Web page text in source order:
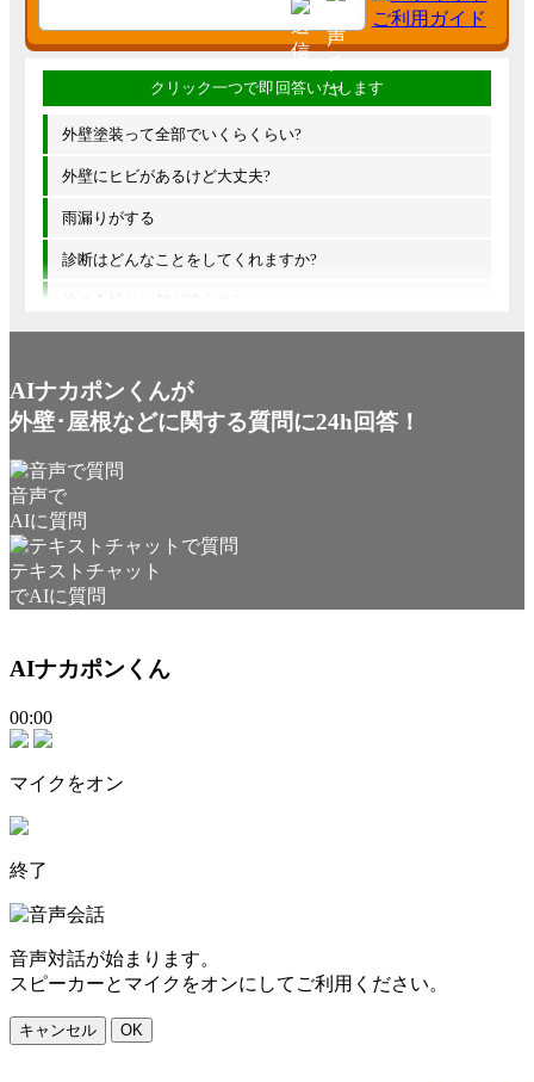
外壁塗装って全部でいくらくらい?
外壁にヒビがあるけど大丈夫?
雨漏りがする
診断はどんなことをしてくれますか?
他の会社とは何が違うの?
AIナカポンくんが
外壁･屋根などに関する質問に24h回答！
音声で
AIに質問
テキストチャット
でAIに質問
AIナカポンくん
00:00
マイクをオン
終了
音声対話が始まります。
スピーカーとマイクをオンにしてご利用ください。
キャンセル OK